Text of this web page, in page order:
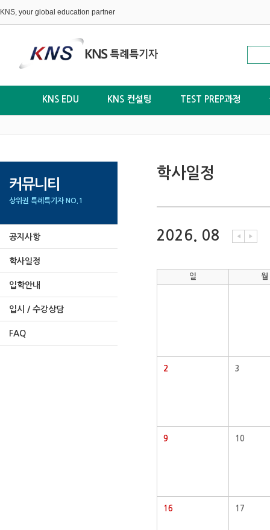
KNS, your global education partner
KNS EDU KNS 컨설팅 TEST PREP과정
커뮤니티
상위권 특례특기자 NO.1
공지사항
학사일정
입학안내
입시 / 수강상담
FAQ
학사일정
2026. 08 ◀ ▶
일 월
2 3
9 10
16 17